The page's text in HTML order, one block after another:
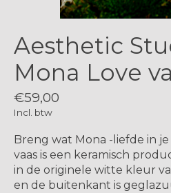
Aesthetic
Mona Love
€59,00
Incl. btw
Breng wat Mona -liefde in
vaas is een keramisch
in de originele witte kleur
en de buitenkant is